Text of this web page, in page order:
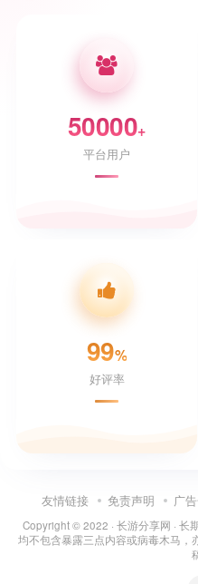
50000+
平台用户
99%
好评率
友情链接 免责声明 广
Copyright © 2022 · 长游分享网 · 长
均不包含暴露三点内容或病毒木马，